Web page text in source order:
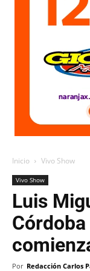
Inicio Vivo Show
Vivo Show
Luis
Por Redacción Carlos